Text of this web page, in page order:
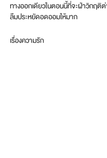
ทางออกเดียวในตอนนี้ที่จะฝ่าวิกฤติต่
ลืมประหยัดอดออมให้มาก
เรื่องความรัก